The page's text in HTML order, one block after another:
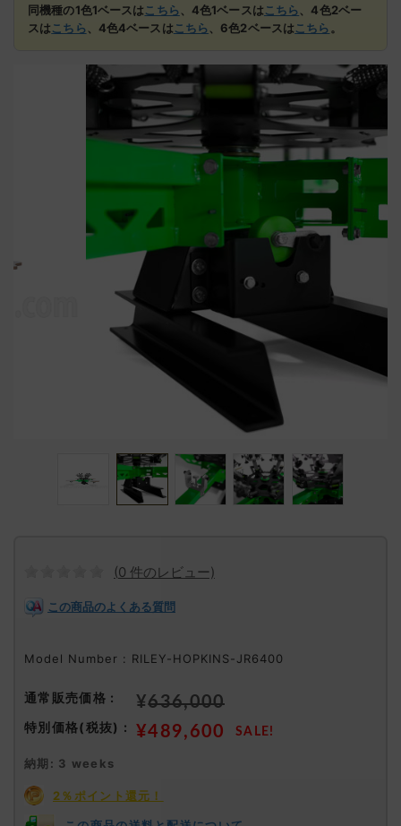
同機種の1色1ベースはこちら 、4色1ベースはこちら 、4色2ベー
スはこちら 、4色4ベースはこちら 、6色2ベースはこちら 。
(0 件のレビュー)
この商品のよくある質問
Model Number : RILEY-HOPKINS-JR6400
¥636,000
¥489,600
納期: 3 weeks
2％ポイント還元！